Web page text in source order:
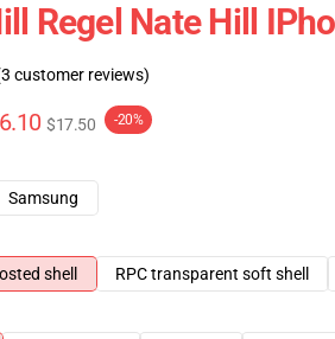
Regel Nate Hill
customer reviews)
$17.50 -20%
Samsung
shell
RPC transparent soft shell